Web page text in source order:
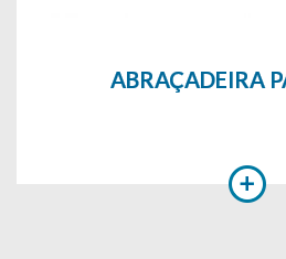
ABRAÇADEIRA